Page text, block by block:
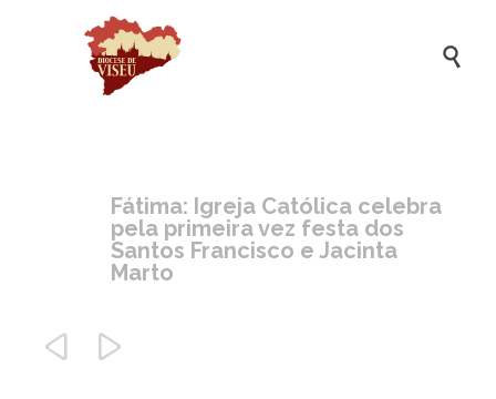

Fátima: Igreja Católica celebra
pela primeira vez festa dos
Santos Francisco e Jacinta
Marto
 